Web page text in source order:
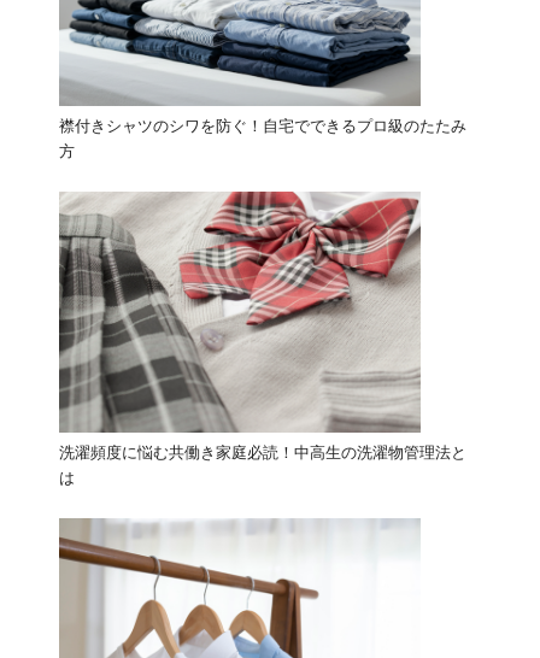
襟付きシャツのシワを防ぐ！自宅でできるプロ級のたたみ
方
洗濯頻度に悩む共働き家庭必読！中高生の洗濯物管理法と
は